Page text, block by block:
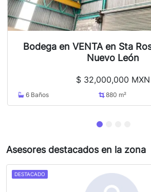
Bodega en VENTA en Sta
Nuevo León
$ 32,000,000 MXN
6 Baños 880 m²
Asesores destacados en la zona
DESTACADO